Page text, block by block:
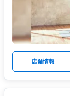
店舗情報